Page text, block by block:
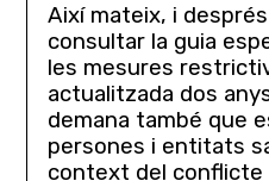
Així mateix, i
consultar la guia
les mesures
actualitzada dos
demana també que
persones i entitats
context del conflicte